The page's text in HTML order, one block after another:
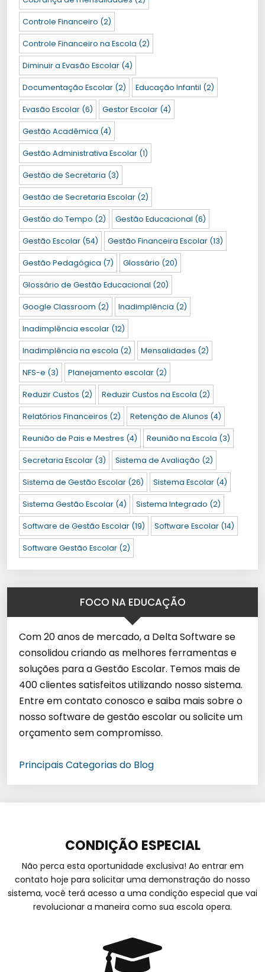
Controle Financeiro (2)
Controle Financeiro na Escola (2)
Diminuir a Evasão Escolar (4)
Documentação Escolar (2) Educação Infantil (2)
Evasão Escolar (6) Gestor Escolar (4)
Gestão Acadêmica (4)
Gestão Administrativa Escolar (1)
Gestão de Secretaria (3)
Gestão de Secretaria Escolar (2)
Gestão do Tempo (2) Gestão Educacional (6)
Gestão Escolar (54) Gestão Financeira Escolar (13)
Gestão Pedagógica (7) Glossário (20)
Glossário de Gestão Educacional (20)
Google Classroom (2) Inadimplência (2)
Inadimplência escolar (12)
Inadimplência na escola (2) Mensalidades (2)
NFS-e (3) Planejamento escolar (2)
Reduzir Custos (2) Reduzir Custos na Escola (2)
Relatórios Financeiros (2) Retenção de Alunos (4)
Reunião de Pais e Mestres (4) Reunião na Escola (3)
Secretaria Escolar (3) Sistema de Avaliação (2)
Sistema de Gestão Escolar (26) Sistema Escolar (4)
Sistema Gestão Escolar (4) Sistema Integrado (2)
Software de Gestão Escolar (19) Software Escolar (14)
Software Gestão Escolar (2)
FOCO NA EDUCAÇÃO
Com 20 anos de mercado, a Delta Software se
consolidou criando as melhores ferramentas e
soluções para a Gestão Escolar. Temos mais de
400 clientes satisfeitos utilizando nosso sistema.
Entre em contato conosco e saiba mais sobre o
nosso software de gestão escolar ou solicite um
orçamento sem compromisso.
Principais Categorias do Blog
CONDIÇÃO ESPECIAL
Não perca esta oportunidade exclusiva! Ao entrar em
contato hoje para solicitar uma demonstração do nosso
sistema, você terá acesso a uma condição especial que vai
revolucionar a maneira como sua escola opera.